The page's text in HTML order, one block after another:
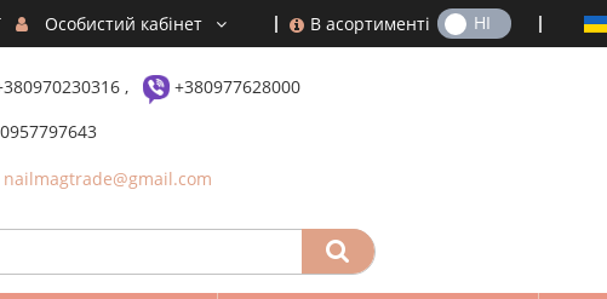
В асортименті
ТАК НІ
Особистий кабінет
,
+380977628000
nailmagtrade@gmail.com